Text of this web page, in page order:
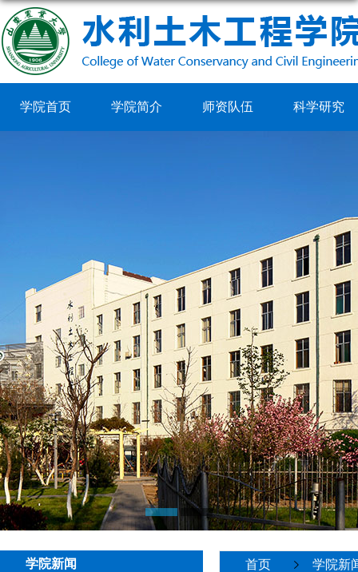
学院首页 学院简介 师资队伍 科学研究
学院新闻 首页 学院新